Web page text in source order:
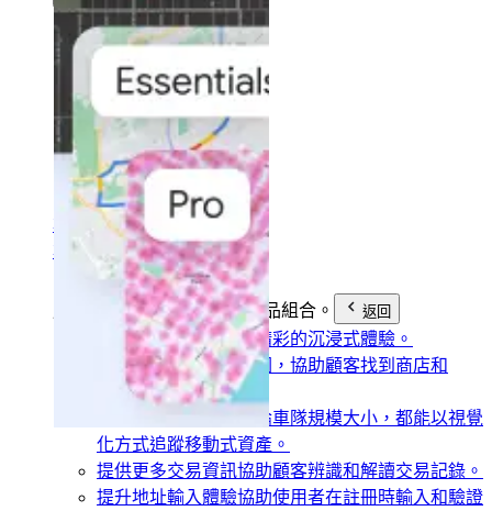
解決方案
產業
尋找解決方案
尋找解決方案
根據目標找出合適的產品組合。 返回
建構互動式體驗打造精彩的沉浸式體驗。
顯示理想地點 建立地圖，協助顧客找到商店和
ATM。
不論車隊規模大小，都能以視覺
化方式追蹤移動式資產。
提供更多交易資訊協助顧客辨識和解讀交易記錄。
提升地址輸入體驗協助使用者在註冊時輸入和驗證